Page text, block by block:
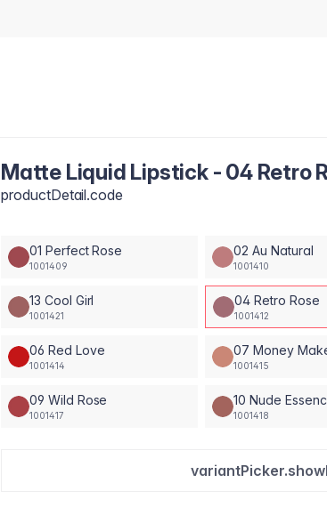
Matte Liquid Lipstick - 04 Retro
productDetail.code
01 Perfect Rose
1001409
02 Au Natural
1001410
13 Cool Girl
1001421
04 Retro Rose
1001412
06 Red Love
1001414
07 Money
1001415
09 Wild Rose
1001417
10 Nude
1001418